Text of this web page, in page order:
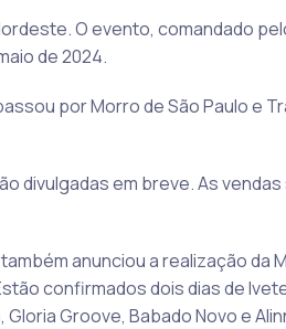
O evento, comandado
de 2024.
por Morro de São Paulo e
divulgadas em breve. As
anunciou a realização da
confirmados dois dias de
Groove, Babado Novo e